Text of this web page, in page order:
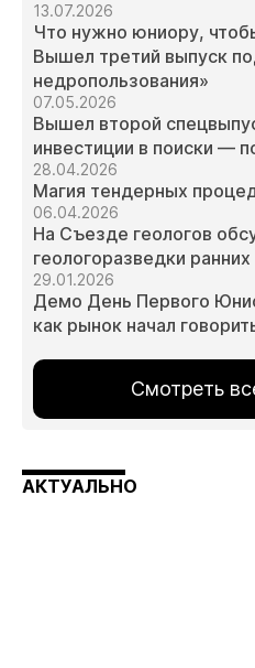
13.07.2026
Что нужно юниору,
Вышел третий выпуск
недропользования»
07.05.2026
Вышел второй
инвестиции в поиски —
28.04.2026
Магия тендерных
06.04.2026
На Съезде геологов
геологоразведки
29.01.2026
Демо День Первого
как рынок начал
Смотреть
АКТУАЛЬНО